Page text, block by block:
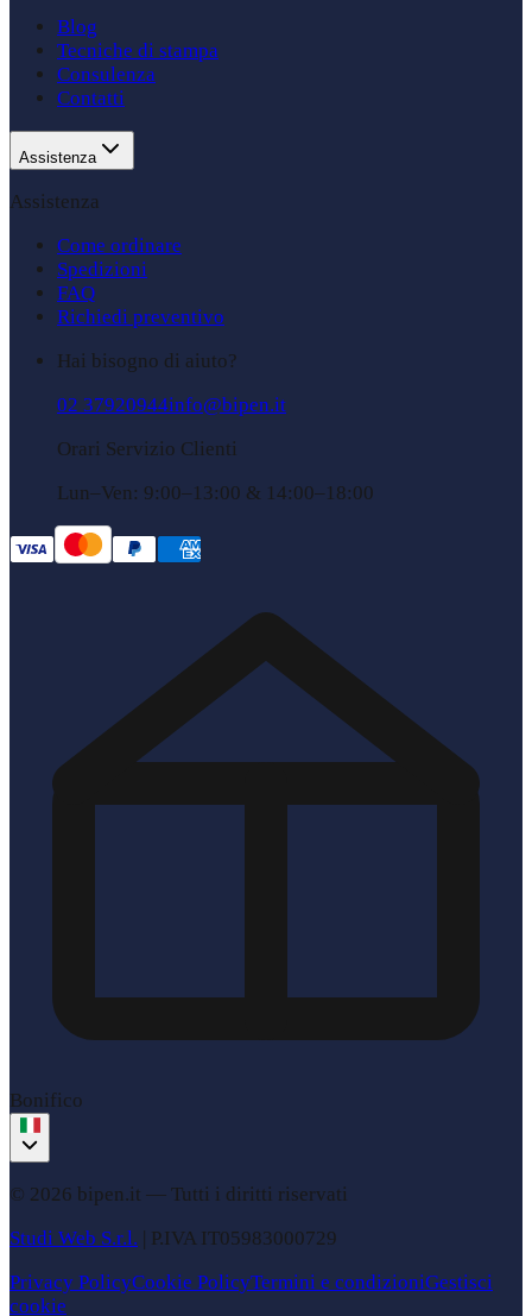
Blog
Tecniche di stampa
Consulenza
Contatti
Assistenza
Assistenza
Come ordinare
Spedizioni
FAQ
Richiedi preventivo
Hai bisogno di aiuto?
02 37920944info@bipen.it
Orari Servizio Clienti
Lun–Ven: 9:00–13:00 & 14:00–18:00
Bonifico
© 2026 bipen.it — Tutti i diritti riservati
Studi Web S.r.l. | P.IVA IT05983000729
Privacy PolicyCookie PolicyTermini e condizioniGestisci
cookie